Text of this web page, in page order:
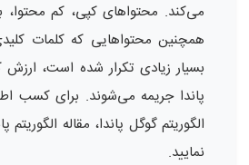
می‌کند. محتواهای کپی، کم محتوا،
همچنین محتواهایی که کلمات
بسیار زیادی تکرار شده است،
پاندا جریمه می‌شوند. برای کسب
الگوریتم گوگل پاندا، مقاله
نمایید.